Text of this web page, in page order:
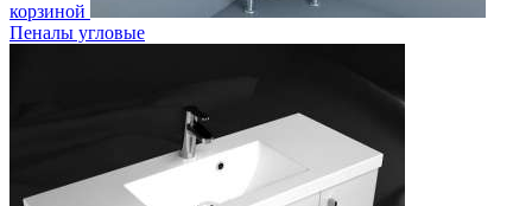
корзиной
Пеналы угловые